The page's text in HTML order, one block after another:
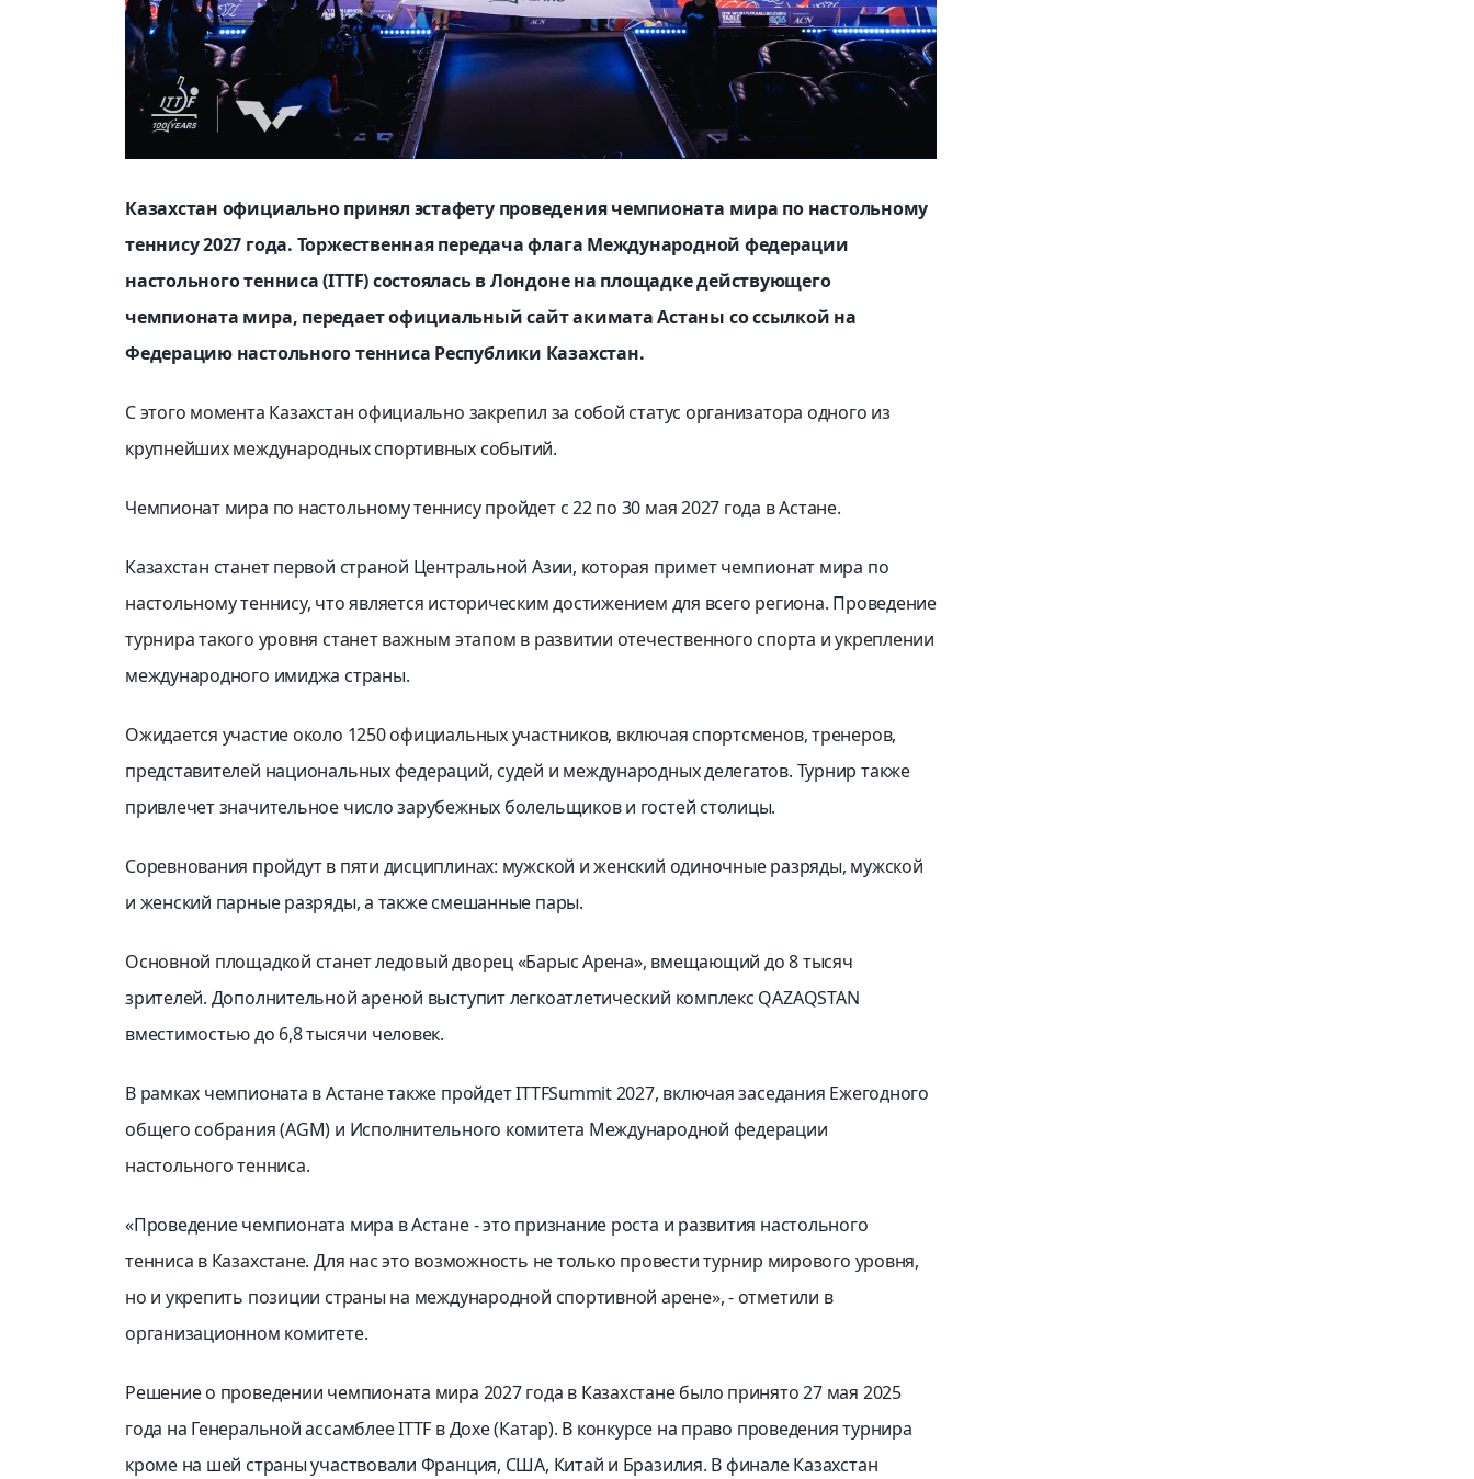
Казахстан официально принял эстафету проведения чемпионата мира по настольному
теннису 2027 года. Торжественная передача флага Международной федерации
настольного тенниса (ITTF) состоялась в Лондоне на площадке действующего
чемпионата мира, передает официальный сайт акимата Астаны со ссылкой на
Федерацию настольного тенниса Республики Казахстан.
С этого момента Казахстан официально закрепил за собой статус организатора одного из
крупнейших международных спортивных событий.
Чемпионат мира по настольному теннису пройдет с 22 по 30 мая 2027 года в Астане.
Казахстан станет первой страной Центральной Азии, которая примет чемпионат мира по
настольному теннису, что является историческим достижением для всего региона. Проведение
турнира такого уровня станет важным этапом в развитии отечественного спорта и укреплении
международного имиджа страны.
Ожидается участие около 1250 официальных участников, включая спортсменов, тренеров,
представителей национальных федераций, судей и международных делегатов. Турнир также
привлечет значительное число зарубежных болельщиков и гостей столицы.
Соревнования пройдут в пяти дисциплинах: мужской и женский одиночные разряды, мужской
и женский парные разряды, а также смешанные пары.
Основной площадкой станет ледовый дворец «Барыс Арена», вмещающий до 8 тысяч
зрителей. Дополнительной ареной выступит легкоатлетический комплекс QAZAQSTAN
вместимостью до 6,8 тысячи человек.
В рамках чемпионата в Астане также пройдет ITTFSummit 2027, включая заседания Ежегодного
общего собрания (AGM) и Исполнительного комитета Международной федерации
настольного тенниса.
«Проведение чемпионата мира в Астане - это признание роста и развития настольного
тенниса в Казахстане. Для нас это возможность не только провести турнир мирового уровня,
но и укрепить позиции страны на международной спортивной арене», - отметили в
организационном комитете.
Решение о проведении чемпионата мира 2027 года в Казахстане было принято 27 мая 2025
года на Генеральной ассамблее ITTF в Дохе (Катар). В конкурсе на право проведения турнира
кроме на шей страны участвовали Франция, США, Китай и Бразилия. В финале Казахстан